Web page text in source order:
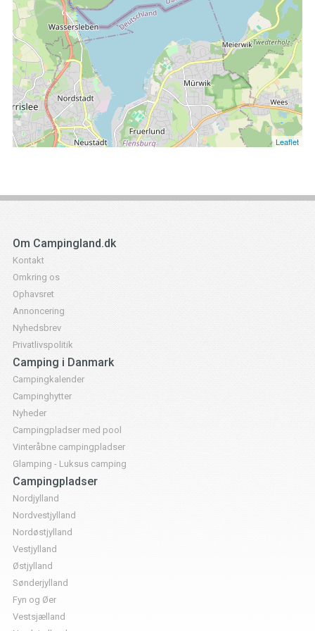
Leaflet
Om Campingland.dk
Kontakt
Omkring os
Ophavsret
Annoncering
Nyhedsbrev
Privatlivspolitik
Camping i Danmark
Campingkalender
Campinghytter
Nyheder
Campingpladser med pool
Vinteråbne campingpladser
Glamping - Luksus camping
Campingpladser
Nordjylland
Nordvestjylland
Nordøstjylland
Vestjylland
Østjylland
Sønderjylland
Fyn og Øer
Vestsjælland